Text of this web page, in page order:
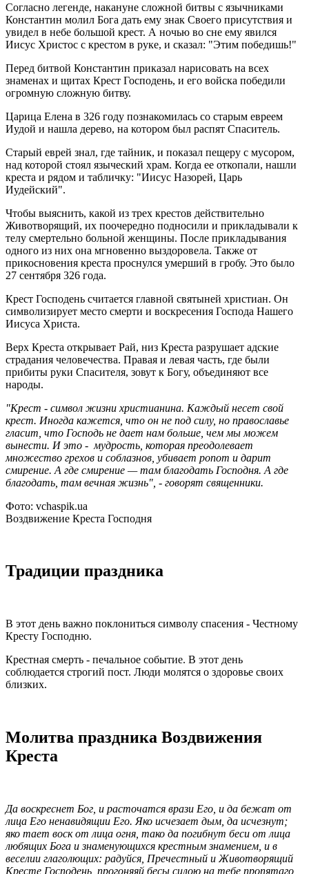
Согласно легенде, накануне сложной битвы с язычниками
Константин молил Бога дать ему знак Своего присутствия и
увидел в небе большой крест. А ночью во сне ему явился
Иисус Христос с крестом в руке, и сказал: "Этим победишь!"
Перед битвой Константин приказал нарисовать на всех
знаменах и щитах Крест Господень, и его войска победили
огромную сложную битву.
Царица Елена в 326 году познакомилась со старым евреем
Иудой и нашла дерево, на котором был распят Спаситель.
Старый еврей знал, где тайник, и показал пещеру с мусором,
над которой стоял языческий храм. Когда ее откопали, нашли
креста и рядом и табличку: "Иисус Назорей, Царь
Иудейский".
Чтобы выяснить, какой из трех крестов действительно
Животворящий, их поочередно подносили и прикладывали к
телу смертельно больной женщины. После прикладывания
одного из них она мгновенно выздоровела. Также от
прикосновения креста проснулся умерший в гробу. Это было
27 сентября 326 года.
Крест Господень считается главной святыней христиан. Он
символизирует место смерти и воскресения Господа Нашего
Иисуса Христа.
Верх Креста открывает Рай, низ Креста разрушает адские
страдания человечества. Правая и левая часть, где были
прибиты руки Спасителя, зовут к Богу, объединяют все
народы.
"Крест - символ жизни христианина. Каждый несет свой
крест. Иногда кажется, что он не под силу, но православье
гласит, что Господь не дает нам больше, чем мы можем
вынести. И это - мудрость, которая преодолевает
множество грехов и соблазнов, убивает ропот и дарит
смирение. А где смирение — там благодать Господня. А где
благодать, там вечная жизнь", - говорят священники.
Фото: vchaspik.ua
Воздвижение Креста Господня
Традиции праздника
В этот день важно поклониться символу спасения - Честному
Кресту Господню.
Крестная смерть - печальное событие. В этот день
соблюдается строгий пост. Люди молятся о здоровье своих
близких.
Молитва праздника Воздвижения
Креста
Да воскреснет Бог, и расточатся врази Его, и да бежат от
лица Его ненавидящии Его. Яко исчезает дым, да исчезнут;
яко тает воск от лица огня, тако да погибнут беси от лица
любящих Бога и знаменующихся крестным знамением, и в
веселии глаголющих: радуйся, Пречестный и Животворящий
Кресте Господень, прогоняяй бесы силою на тебе пропятаго